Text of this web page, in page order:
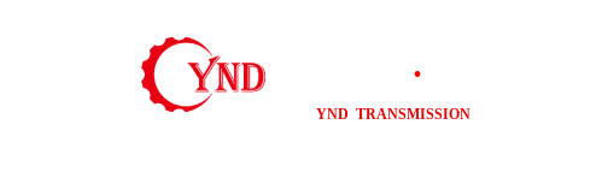
·
YND TRANSMISSION